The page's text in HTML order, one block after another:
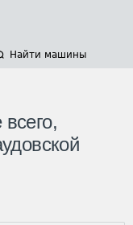
Найти машины